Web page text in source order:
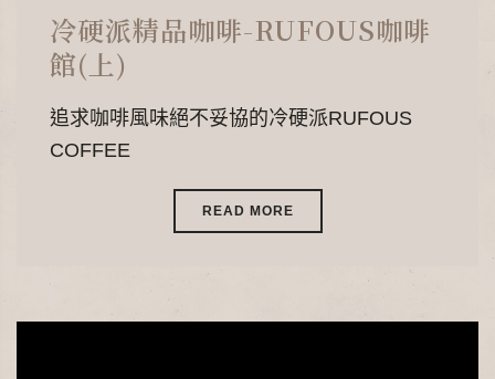
冷硬派精品咖啡-RUFOUS咖啡
館(上)
追求咖啡風味絕不妥協的冷硬派RUFOUS
COFFEE
READ MORE